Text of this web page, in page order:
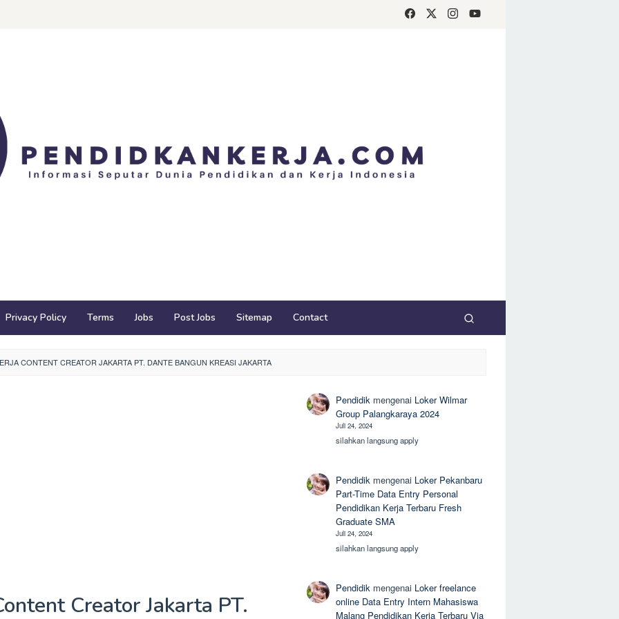
Privacy Policy Terms Jobs Post Jobs Sitemap Contact
CONTENT CREATOR JAKARTA PT. DANTE BANGUN KREASI JAKARTA
Creator Jakarta PT.
Pendidik mengenai Loker Wilmar
Group Palangkaraya 2024
Juli 24, 2024
silahkan langsung apply
Pendidik mengenai Loker Pekanbaru
Part-Time Data Entry Personal
Pendidikan Kerja Terbaru Fresh
Graduate SMA
Juli 24, 2024
silahkan langsung apply
Pendidik mengenai Loker freelance
online Data Entry Intern Mahasiswa
Malang Pendidikan Kerja Terbaru Via